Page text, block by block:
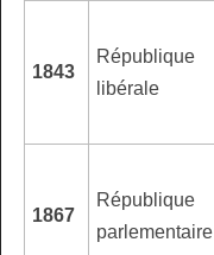
1843
République
libérale
1867
République
parlementaire